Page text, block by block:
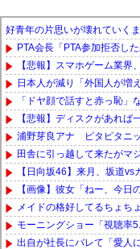
好青年の片思いが壊れていく
PTA会長「PTA参加拒否し
【悲報】スマホゲーム業
日本人が減り「外国人が増
「ドヤ顔で話すと赤っ恥」
【悲報】ディスクがあれ
浦野芽良アナ ピタピタニ
田舎に引っ越して来たがマ
【日向坂46】来月、坂道
【画像】彼女「ねー、今日
メイドの格好してるちょち
モーニングショー「視聴率
出自が社長にバレて「愛人